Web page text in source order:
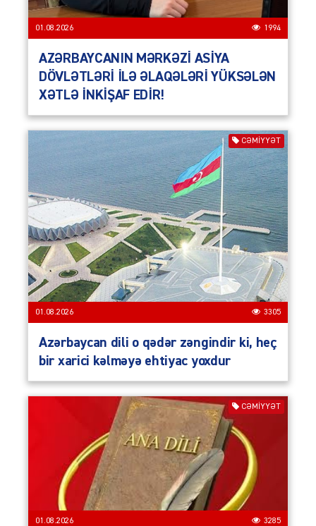
01.08.2026 1994
AZƏRBAYCANIN MƏRKƏZİ ASİYA
DÖVLƏTLƏRİ İLƏ ƏLAQƏLƏRİ YÜKSƏLƏN
XƏTLƏ İNKİŞAF EDİR!
CƏMIYYƏT
01.08.2026 3305
Azərbaycan dili o qədər zəngindir ki, heç
bir xarici kəlməyə ehtiyac yoxdur
CƏMIYYƏT
01.08.2026 3285